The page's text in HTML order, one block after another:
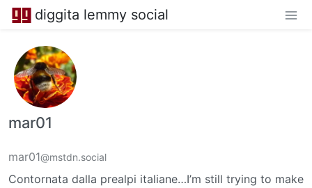
diggita lemmy social
mar01
mar01@mstdn.social
Contornata dalla prealpi italiane…I’m still trying to make